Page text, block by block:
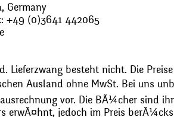
Germany
+49 (0)3641 442065
Lieferzwang besteht nicht. Die
Ausland ohne MwSt. Bei uns
vor. Die BÃ¼cher sind
erwÃ¤hnt, jedoch im Preis